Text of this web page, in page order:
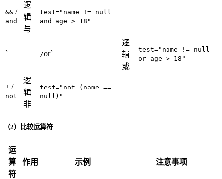
&& /
and
逻
辑
与
test="name != null
and age > 18"
` /or`
逻
辑
或
test="name != null
or age > 18"
! /
not
逻
辑
非
test="not (name ==
null)"
（2）比较运算符
运
算
符
作用 示例 注意事项